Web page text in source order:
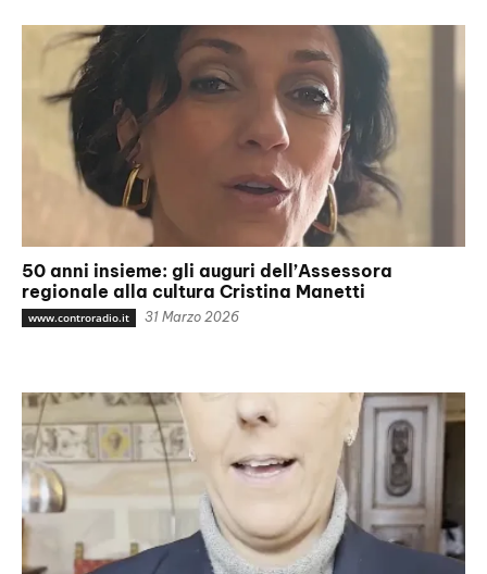
50 anni insieme: gli auguri dell’Assessora
regionale alla cultura Cristina Manetti
www.controradio.it 31 Marzo 2026